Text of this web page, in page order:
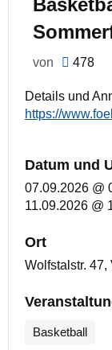
von 478
Details und
https://
Datum und
07.09.2026 @
11.09.2026 @
Ort
Wolfstalstr.
Basketball